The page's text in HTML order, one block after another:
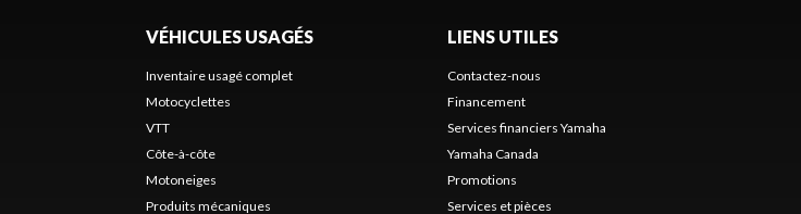
VÉHICULES USAGÉS
Inventaire usagé complet
Motocyclettes
VTT
Côte-à-côte
Motoneiges
Produits mécaniques
LIENS UTILES
Contactez-nous
Financement
Services financiers Yamaha
Yamaha Canada
Promotions
Services et pièces